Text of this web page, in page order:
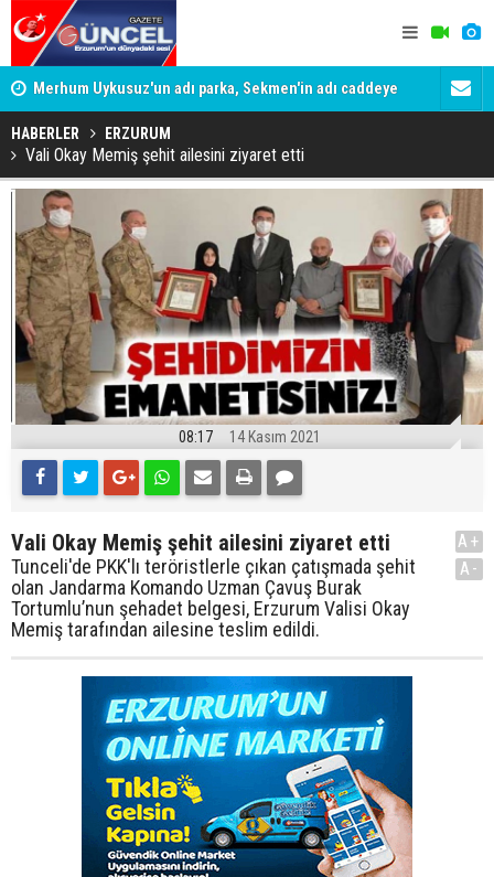
Merhum Uykusuz'un adı parka, Sekmen'in adı caddeye
verildi
HABERLER ERZURUM
Vali Okay Memiş şehit ailesini ziyaret etti
08:17 14 Kasım 2021
Vali Okay Memiş şehit ailesini ziyaret etti
Tunceli'de PKK'lı teröristlerle çıkan çatışmada şehit
olan Jandarma Komando Uzman Çavuş Burak
Tortumlu’nun şehadet belgesi, Erzurum Valisi Okay
Memiş tarafından ailesine teslim edildi.
A+
A-